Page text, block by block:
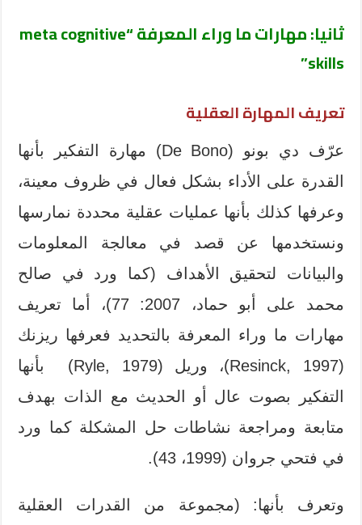
ثانيا: مهارات ما وراء المعرفة “meta cognitive
skills”
تعريف المهارة العقلية
عرّف دي بونو (De Bono) مهارة التفكير بأنها
القدرة على الأداء بشكل فعال في ظروف معينة،
وعرفها كذلك بأنها عمليات عقلية محددة نمارسها
ونستخدمها عن قصد في معالجة المعلومات
والبيانات لتحقيق الأهداف (كما ورد في صالح
محمد على أبو حماد، 2007: 77)، أما تعريف
مهارات ما وراء المعرفة بالتحديد فعرفها ريزنك
(Resinck, 1997)، وريل (Ryle, 1979) بأنها
التفكير بصوت عال أو الحديث مع الذات بهدف
متابعة ومراجعة نشاطات حل المشكلة كما ورد
في فتحي جروان (1999، 43).
وتعرف بأنها: (مجموعة من القدرات العقلية